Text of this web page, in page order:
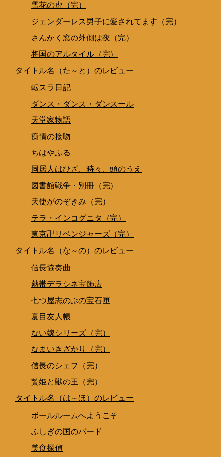
雪花の虎（完）
ジェンダーレス男子に愛されてます（完）
さんかく窓の外側は夜（完）
将国のアルタイル（完）
タイトル名（た～と）のレビュー
転スラ日記
ダンス・ダンス・ダンスール
天堂家物語
痴情の接吻
ちはやふる
同居人はひざ、時々、頭のうえ
図書館戦争・別冊（完）
天使がのぞきみ（完）
テラ・インコグニタ（完）
東京卍リベンジャーズ（完）
タイトル名（な～の）のレビュー
信長協奏曲
熱帯デラシネ宝飾店
七つ屋志のぶの宝石匣
夏目友人帳
ない嫁シリーズ（完）
なまいきざかり（完）
信長のシェフ（完）
贄姫と獣の王（完）
タイトル名（は～ほ）のレビュー
ボールルームへようこそ
ふしぎの国のバード
美食探偵